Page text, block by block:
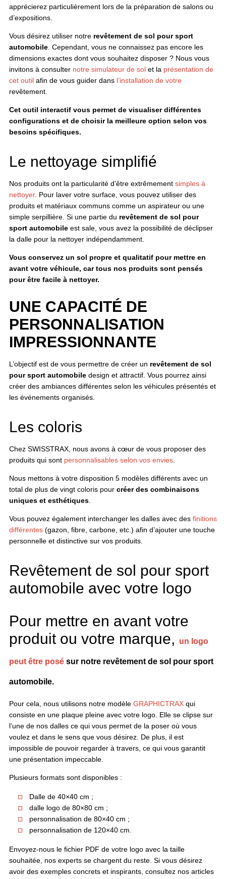
apprécierez particulièrement lors de la préparation de salons ou
d’expositions.
Vous désirez utiliser notre revêtement de sol pour sport
automobile. Cependant, vous ne connaissez pas encore les
dimensions exactes dont vous souhaitez disposer ? Nous vous
invitons à consulter notre simulateur de solet la présentation de
cet outilafin de vous guider dans l’installation de votre
revêtement.
Cet outil interactif vous permet de visualiser différentes
configurations et de choisir la meilleure option selon vos
besoins spécifiques.
Le nettoyage simplifié
Nos produits ont la particularité d’être extrêmement simples à
nettoyer. Pour laver votre surface, vous pouvez utiliser des
produits et matériaux communs comme un aspirateur ou une
simple serpillière. Si une partie du revêtement de sol pour
sport automobileest sale, vous avez la possibilité de déclipser
la dalle pour la nettoyer indépendamment.
Vous conservez un sol propre et qualitatif pour mettre en
avant votre véhicule, car tous nos produits sont pensés
pour être facile à nettoyer.
UNE CAPACITÉ DE
PERSONNALISATION
IMPRESSIONNANTE
L’objectif est de vous permettre de créer un revêtement de sol
pour sport automobiledesign et attractif. Vous pourrez ainsi
créer des ambiances différentes selon les véhicules présentés et
les événements organisés.
Les coloris
Chez SWISSTRAX, nous avons à cœur de vous proposer des
produits qui sont personnalisables selon vos envies.
Nous mettons à votre disposition 5 modèles différents avec un
total de plus de vingt coloris pour créer des combinaisons
uniques et esthétiques.
Vous pouvez également interchanger les dalles avec des finitions
différentes(gazon, fibre, carbone, etc.) afin d’ajouter une touche
personnelle et distinctive sur vos produits.
Revêtement de sol pour sport
automobile avec votre logo
Pour mettre en avant votre
produit ou votre marque,
un logo
peut être posésur notre revêtement de sol pour sport
automobile.
Pour cela, nous utilisons notre modèle GRAPHICTRAXqui
consiste en une plaque pleine avec votre logo. Elle se clipse sur
l’une de nos dalles ce qui vous permet de la poser où vous
voulez et dans le sens que vous désirez. De plus, il est
impossible de pouvoir regarder à travers, ce qui vous garantit
une présentation impeccable.
Plusieurs formats sont disponibles :
Dalle de 40×40 cm ;
dalle logo de 80×80 cm ;
personnalisation de 80×40 cm ;
personnalisation de 120×40 cm.
Envoyez-nous le fichier PDF de votre logo avec la taille
souhaitée, nos experts se chargent du reste. Si vous désirez
avoir des exemples concrets et inspirants, consultez nos articles